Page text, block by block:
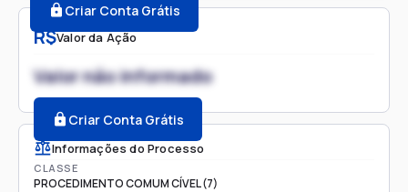
R$Valor da Ação
Valor não informado
Criar Conta Grátis
Informações do Processo
CLASSE
PROCEDIMENTO COMUM CÍVEL (7)
Criar Conta Grátis